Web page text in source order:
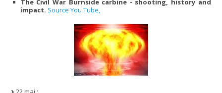
The Civil War Burnside carbine - shooting, history and
impact. Source You Tube,